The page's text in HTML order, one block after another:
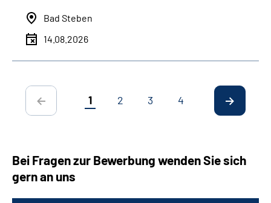
Bad Steben
14.08.2026
1 2 3 4
Bei Fragen zur Bewerbung wenden Sie sich
gern an uns